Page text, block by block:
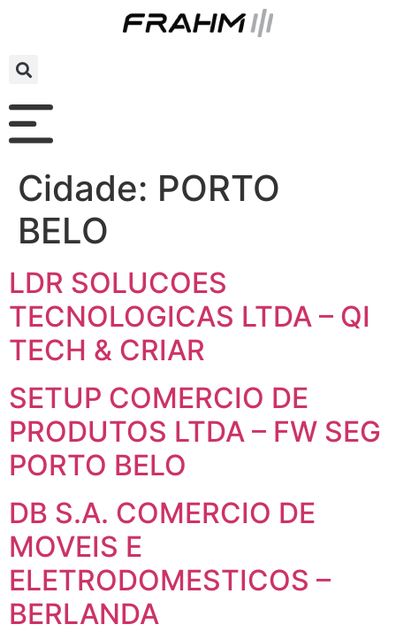
Cidade: PORTO
BELO
LDR SOLUCOES
TECNOLOGICAS LTDA – QI
TECH & CRIAR
SETUP COMERCIO DE
PRODUTOS LTDA – FW SEG
PORTO BELO
DB S.A. COMERCIO DE
MOVEIS E
ELETRODOMESTICOS –
BERLANDA